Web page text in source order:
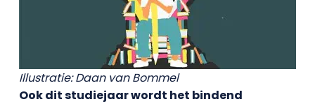
Illustratie: Daan van Bommel
Ook dit studiejaar wordt het bindend